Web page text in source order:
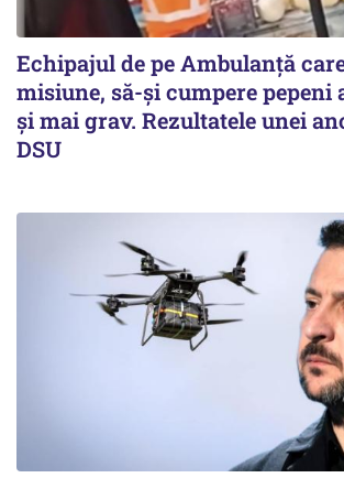
Echipajul de pe Ambulanță
misiune, să-și cumpere pepeni
și mai grav. Rezultatele unei
DSU